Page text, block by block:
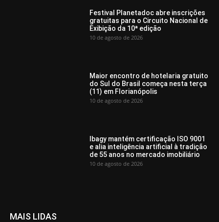
Festival Planetadoc abre inscrições
gratuitas para o Circuito Nacional de
Exibição da 10ª edição
10 de agosto de 2026
Maior encontro de hotelaria gratuito
do Sul do Brasil começa nesta terça
(11) em Florianópolis
10 de agosto de 2026
Ibagy mantém certificação ISO 9001
e alia inteligência artificial à tradição
de 55 anos no mercado imobiliário
10 de agosto de 2026
MAIS LIDAS